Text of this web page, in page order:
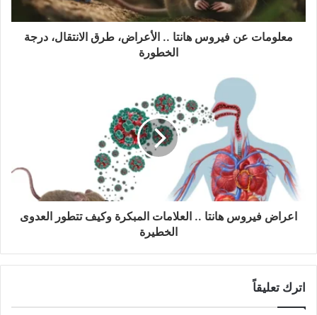
معلومات عن فيروس هانتا .. الأعراض، طرق الانتقال، درجة
الخطورة
اعراض فيروس هانتا .. العلامات المبكرة وكيف تتطور العدوى
الخطيرة
اترك تعليقاً